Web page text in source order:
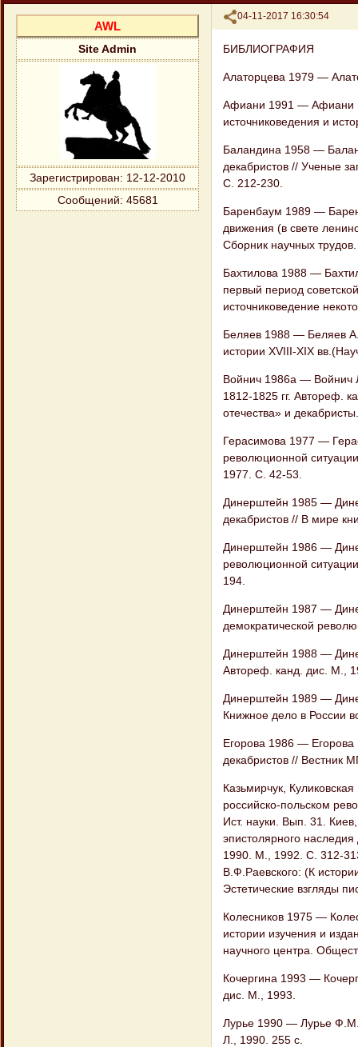
Поделиться
04-11-2017 16:30:54
AWL
Site Admin
Зарегистрирован: 12-12-2010
Сообщений: 45681
БИБЛИОГРАФИЯ
Алаторцева 1979 —
Афиани 1991 — Афиани
источниковедения и
Баландина 1958 —
декабристов // Ученые
С. 212-230.
Баренбаум 1989 —
движения (в свете
Сборник научных
Бахтилова 1988 —
первый период
источниковедение
Беляев 1988 — Беляев
истории XVIII-XIX
Войнич 1986а — Войнич
1812-1825 гг. Автореф.
отечества» и
Герасимова 1977 —
революционной
1977. С. 42-53.
Динерштейн 1985 —
декабристов // В мире
Динерштейн 1986 —
революционной
194.
Динерштейн 1987 —
демократической
Динерштейн 1988 —
Автореф. канд. дис. М.,
Динерштейн 1989 —
Книжное дело в России
Егорова 1986 — Егорова
декабристов // Вестник
Казьмирчук,
российско-польском
Ист. науки. Вып. 31.
эпистолярного
1990. М., 1992. С. 312-
В.Ф.Раевского: (К
Эстетические взгляды
Колесников 1975 —
истории изучения и
научного центра.
Кочергина 1993 —
дис. М., 1993.
Лурье 1990 — Лурье Ф.М.
Л., 1990. 255 с.